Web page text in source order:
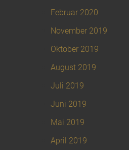
Februar 2020
November 2019
Oktober 2019
August 2019
Juli 2019
Juni 2019
Mai 2019
April 2019